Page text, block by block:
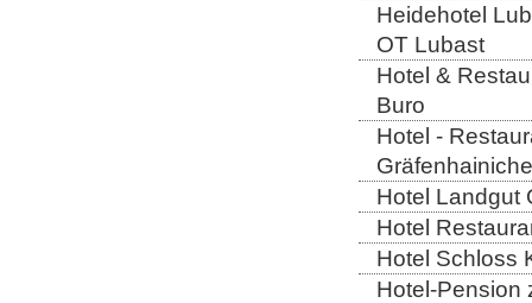
Heidehotel
OT Lubast
Hotel &
Buro
Hotel -
Hotel Landgut
Hotel
Hotel Schloss
Hotel-Pension